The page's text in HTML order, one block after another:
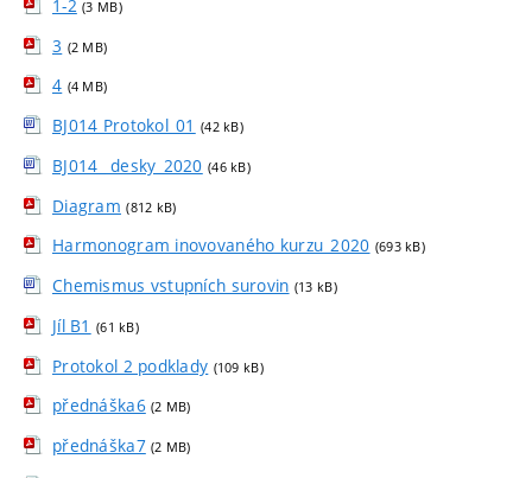
1-2 (3 MB)
3 (2 MB)
4 (4 MB)
BJ014 Protokol_01 (42 kB)
BJ014_ desky_2020 (46 kB)
Diagram (812 kB)
Harmonogram inovovaného kurzu_2020 (693 kB)
Chemismus vstupních surovin (13 kB)
Jíl B1 (61 kB)
Protokol 2 podklady (109 kB)
přednáška6 (2 MB)
přednáška7 (2 MB)